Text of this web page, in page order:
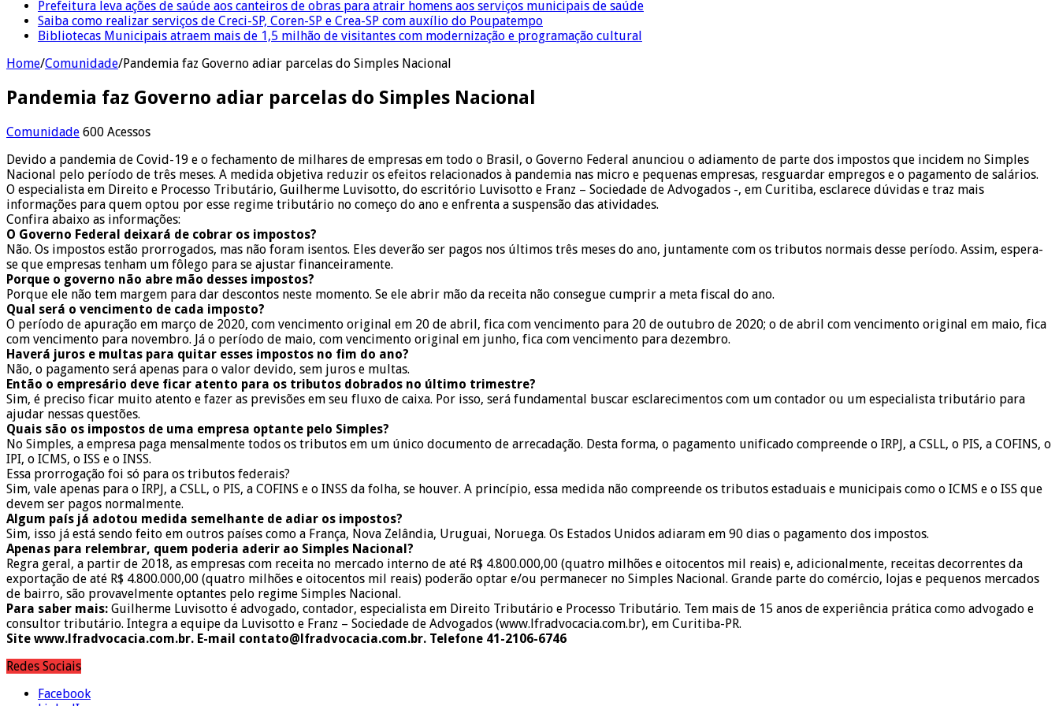
Prefeitura leva ações de saúde aos canteiros de obras para atrair homens aos serviços municipais de saúde
Saiba como realizar serviços de Creci-SP, Coren-SP e Crea-SP com auxílio do Poupatempo
Bibliotecas Municipais atraem mais de 1,5 milhão de visitantes com modernização e programação cultural
Home/Comunidade/Pandemia faz Governo adiar parcelas do Simples Nacional
Pandemia faz Governo adiar parcelas do Simples Nacional
Comunidade 600 Acessos
Devido a pandemia de Covid-19 e o fechamento de milhares de empresas em todo o Brasil, o Governo Federal anunciou o adiamento de parte dos impostos que incidem no Simples
Nacional pelo período de três meses. A medida objetiva reduzir os efeitos relacionados à pandemia nas micro e pequenas empresas, resguardar empregos e o pagamento de salários.
O especialista em Direito e Processo Tributário, Guilherme Luvisotto, do escritório Luvisotto e Franz – Sociedade de Advogados -, em Curitiba, esclarece dúvidas e traz mais
informações para quem optou por esse regime tributário no começo do ano e enfrenta a suspensão das atividades.
Confira abaixo as informações:
O Governo Federal deixará de cobrar os impostos?
Não. Os impostos estão prorrogados, mas não foram isentos. Eles deverão ser pagos nos últimos três meses do ano, juntamente com os tributos normais desse período. Assim, espera-
se que empresas tenham um fôlego para se ajustar financeiramente.
Porque o governo não abre mão desses impostos?
Porque ele não tem margem para dar descontos neste momento. Se ele abrir mão da receita não consegue cumprir a meta fiscal do ano.
Qual será o vencimento de cada imposto?
O período de apuração em março de 2020, com vencimento original em 20 de abril, fica com vencimento para 20 de outubro de 2020; o de abril com vencimento original em maio, fica
com vencimento para novembro. Já o período de maio, com vencimento original em junho, fica com vencimento para dezembro.
Haverá juros e multas para quitar esses impostos no fim do ano?
Não, o pagamento será apenas para o valor devido, sem juros e multas.
Então o empresário deve ficar atento para os tributos dobrados no último trimestre?
Sim, é preciso ficar muito atento e fazer as previsões em seu fluxo de caixa. Por isso, será fundamental buscar esclarecimentos com um contador ou um especialista tributário para
ajudar nessas questões.
Quais são os impostos de uma empresa optante pelo Simples?
No Simples, a empresa paga mensalmente todos os tributos em um único documento de arrecadação. Desta forma, o pagamento unificado compreende o IRPJ, a CSLL, o PIS, a COFINS, o
IPI, o ICMS, o ISS e o INSS.
Essa prorrogação foi só para os tributos federais?
Sim, vale apenas para o IRPJ, a CSLL, o PIS, a COFINS e o INSS da folha, se houver. A princípio, essa medida não compreende os tributos estaduais e municipais como o ICMS e o ISS que
devem ser pagos normalmente.
Algum país já adotou medida semelhante de adiar os impostos?
Sim, isso já está sendo feito em outros países como a França, Nova Zelândia, Uruguai, Noruega. Os Estados Unidos adiaram em 90 dias o pagamento dos impostos.
Apenas para relembrar, quem poderia aderir ao Simples Nacional?
Regra geral, a partir de 2018, as empresas com receita no mercado interno de até R$ 4.800.000,00 (quatro milhões e oitocentos mil reais) e, adicionalmente, receitas decorrentes da
exportação de até R$ 4.800.000,00 (quatro milhões e oitocentos mil reais) poderão optar e/ou permanecer no Simples Nacional. Grande parte do comércio, lojas e pequenos mercados
de bairro, são provavelmente optantes pelo regime Simples Nacional.
Para saber mais: Guilherme Luvisotto é advogado, contador, especialista em Direito Tributário e Processo Tributário. Tem mais de 15 anos de experiência prática como advogado e
consultor tributário. Integra a equipe da Luvisotto e Franz – Sociedade de Advogados (www.lfradvocacia.com.br), em Curitiba-PR.
Site www.lfradvocacia.com.br. E-mail contato@lfradvocacia.com.br. Telefone 41-2106-6746
Redes Sociais
Facebook